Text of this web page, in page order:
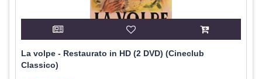
La volpe - Restaurato in HD (2 DVD) (Cineclub
Classico)